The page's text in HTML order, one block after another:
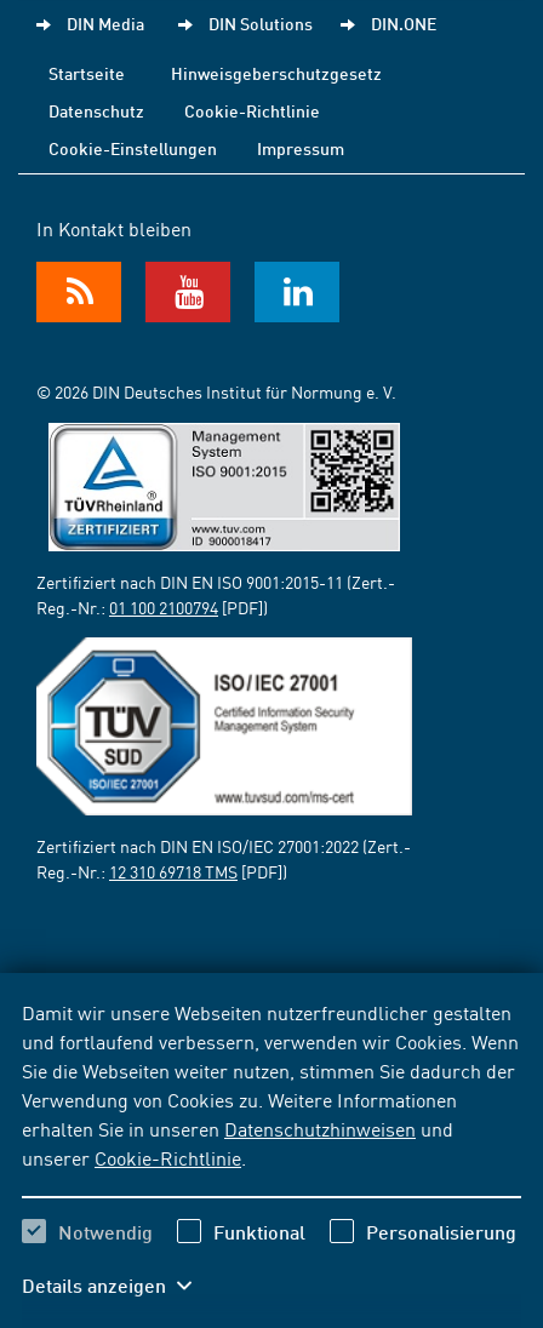
Damit wir unsere Webseiten nutzerfreundlicher gestalten
und fortlaufend verbessern, verwenden wir Cookies. Wenn
Sie die Webseiten weiter nutzen, stimmen Sie dadurch der
Verwendung von Cookies zu. Weitere Informationen
erhalten Sie in unseren Datenschutzhinweisen und
unserer Cookie-Richtlinie
Notwendig Funktional Personalisierung
Details anzeigen
DIN Media DIN Solutions DIN.ONE
Startseite
Hinweisgeberschutzgesetz
Datenschutz
Cookie-Richtlinie
Cookie-Einstellungen
Impressum
In Kontakt bleiben
© 2026 DIN Deutsches Institut für Normung e. V.
Zertifiziert nach DIN EN ISO 9001:2015-11 (Zert.-
Reg.-Nr.: 01 100 2100794 [PDF])
Zertifiziert nach DIN EN ISO/IEC 27001:2022 (Zert.-
Reg.-Nr.: 12 310 69718 TMS [PDF])